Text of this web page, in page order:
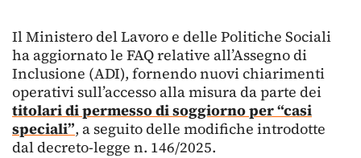
Il Ministero del Lavoro e delle Politiche Sociali
ha aggiornato le FAQ relative all’Assegno di
Inclusione (ADI), fornendo nuovi chiarimenti
operativi sull’accesso alla misura da parte dei
titolari di permesso di soggiorno per “casi
speciali”, a seguito delle modifiche introdotte
dal decreto-legge n. 146/2025.